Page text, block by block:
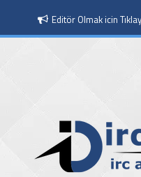
Editör Olmak icin